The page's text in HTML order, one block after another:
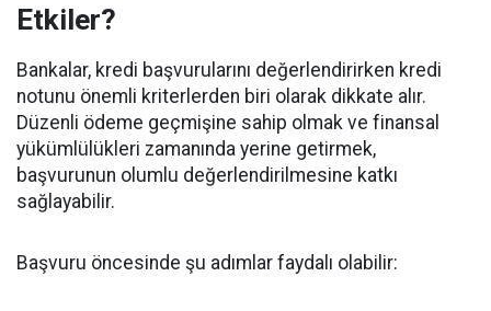
Etkiler?
Bankalar, kredi başvurularını değerlendirirken kredi
notunu önemli kriterlerden biri olarak dikkate alır.
Düzenli ödeme geçmişine sahip olmak ve finansal
yükümlülükleri zamanında yerine getirmek,
başvurunun olumlu değerlendirilmesine katkı
sağlayabilir.
Başvuru öncesinde şu adımlar faydalı olabilir: